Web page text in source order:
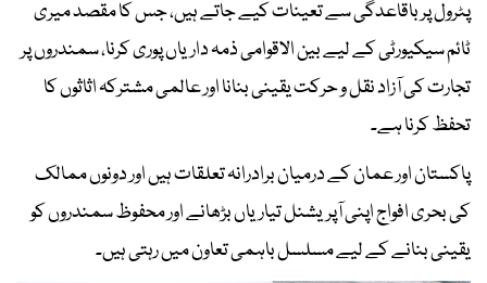
پٹرول پر باقاعدگی سے تعینات کیے جاتے ہیں، جس کا مقصد میری
ٹائم سیکیورٹی کے لیے بین الاقوامی ذمہ داریاں پوری کرنا، سمندروں پر
تجارت کی آزاد نقل و حرکت یقینی بنانا اور عالمی مشترکہ اثاثوں کا
تحفظ کرنا ہے۔
پاکستان اور عمان کے درمیان برادرانہ تعلقات ہیں اور دونوں ممالک
کی بحری افواج اپنی آپریشنل تیاریاں بڑھانے اور محفوظ سمندروں کو
یقینی بنانے کے لیے مسلسل باہمی تعاون میں رہتی ہیں۔